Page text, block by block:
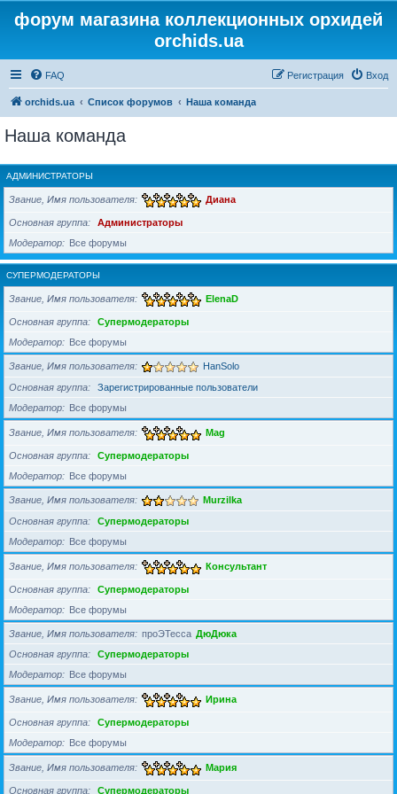
форум магазина коллекционных орхидей
orchids.ua
FAQ Вход
Регистрация
orchids.ua Список форумов Наша команда
Наша команда
АДМИНИСТРАТОРЫ
Звание, Имя пользователя Диана
Основная группа
Администраторы
Модератор
Все форумы
СУПЕРМОДЕРАТОРЫ
Звание, Имя пользователя ElenaD
Основная группа
Супермодераторы
Модератор
Все форумы
Звание, Имя пользователя HanSolo
Основная группа
Зарегистрированные пользователи
Модератор
Все форумы
Звание, Имя пользователя Mag
Основная группа
Супермодераторы
Модератор
Все форумы
Звание, Имя пользователя Murzilka
Основная группа
Супермодераторы
Модератор
Все форумы
Звание, Имя пользователя Консультант
Основная группа
Супермодераторы
Модератор
Все форумы
Звание, Имя пользователя проЭТесса ДюДюка
Основная группа
Супермодераторы
Модератор
Все форумы
Звание, Имя пользователя Ирина
Основная группа
Супермодераторы
Модератор
Все форумы
Звание, Имя пользователя Мария
Основная группа Супермодераторы